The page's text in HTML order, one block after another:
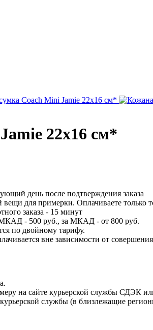
22x16 см*
день после подтверждения заказа
для примерки. Оплачиваете только
заказа - 15 минут
МКАД - 500 руб., за МКАД - от 800 руб.
по двойному тарифу.
вне зависимости от
на сайте курьерской службы СДЭК
службы (в близлежащие